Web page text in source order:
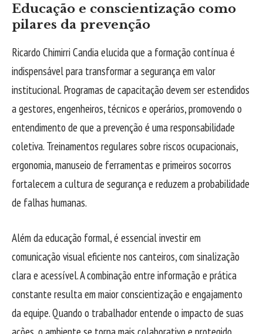
Educação e conscientização como
pilares da prevenção
Ricardo Chimirri Candia elucida que a formação contínua é
indispensável para transformar a segurança em valor
institucional. Programas de capacitação devem ser estendidos
a gestores, engenheiros, técnicos e operários, promovendo o
entendimento de que a prevenção é uma responsabilidade
coletiva. Treinamentos regulares sobre riscos ocupacionais,
ergonomia, manuseio de ferramentas e primeiros socorros
fortalecem a cultura de segurança e reduzem a probabilidade
de falhas humanas.
Além da educação formal, é essencial investir em
comunicação visual eficiente nos canteiros, com sinalização
clara e acessível. A combinação entre informação e prática
constante resulta em maior conscientização e engajamento
da equipe. Quando o trabalhador entende o impacto de suas